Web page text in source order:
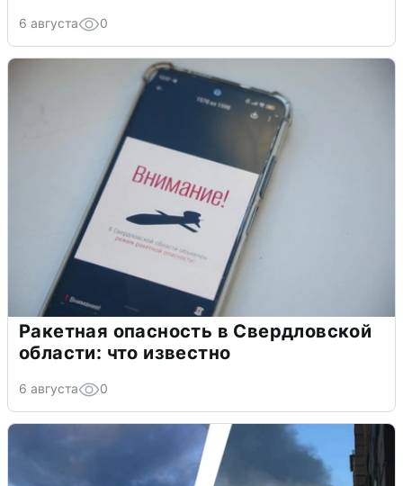
6 августа 0
Ракетная опасность в Свердловской
области: что известно
6 августа 0